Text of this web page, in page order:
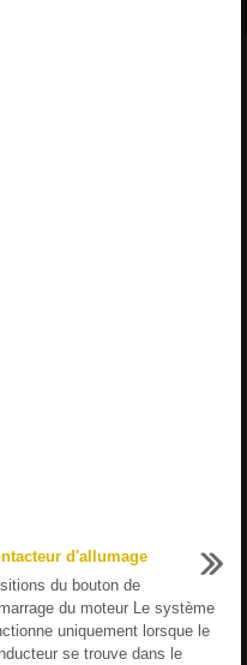
d'allumage
du bouton de
du moteur Le système
uniquement lorsque le
se trouve dans le